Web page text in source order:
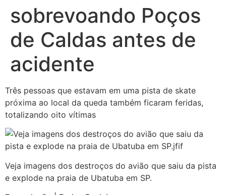
sobrevoando Poços
de Caldas antes de
acidente
Três pessoas que estavam em uma pista de skate
próxima ao local da queda também ficaram feridas,
totalizando oito vítimas
Veja imagens dos destroços do avião que saiu da pista
e explode na praia de Ubatuba em SP.